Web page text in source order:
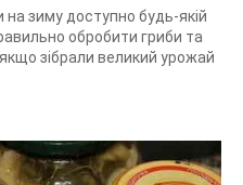
зиму доступно будь-якій
обробити гриби та
зібрали великий урожай